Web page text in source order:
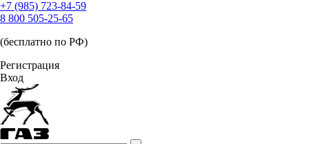
+7 (985) 723-84-59
8 800 505-25-65
(бесплатно по РФ)
Регистрация
Вход